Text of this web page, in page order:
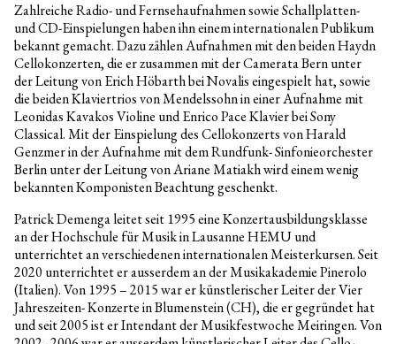
Zahlreiche Radio- und Fernsehaufnahmen sowie Schallplatten-
und CD-Einspielungen haben ihn einem internationalen Publikum
bekannt gemacht. Dazu zählen Aufnahmen mit den beiden Haydn
Cellokonzerten, die er zusammen mit der Camerata Bern unter
der Leitung von Erich Höbarth bei Novalis eingespielt hat, sowie
die beiden Klaviertrios von Mendelssohn in einer Aufnahme mit
Leonidas Kavakos Violine und Enrico Pace Klavier bei Sony
Classical. Mit der Einspielung des Cellokonzerts von Harald
Genzmer in der Aufnahme mit dem Rundfunk- Sinfonieorchester
Berlin unter der Leitung von Ariane Matiakh wird einem wenig
bekannten Komponisten Beachtung geschenkt.
Patrick Demenga leitet seit 1995 eine Konzertausbildungsklasse
an der Hochschule für Musik in Lausanne HEMU und
unterrichtet an verschiedenen internationalen Meisterkursen. Seit
2020 unterrichtet er ausserdem an der Musikakademie Pinerolo
(Italien). Von 1995 – 2015 war er künstlerischer Leiter der Vier
Jahreszeiten- Konzerte in Blumenstein (CH), die er gegründet hat
und seit 2005 ist er Intendant der Musikfestwoche Meiringen. Von